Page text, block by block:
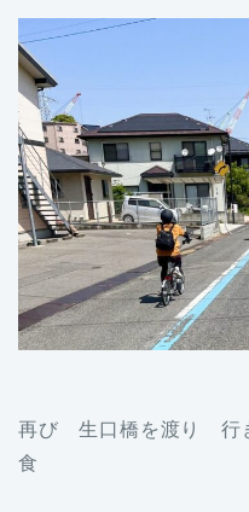
再び 生口橋を渡り 行
食